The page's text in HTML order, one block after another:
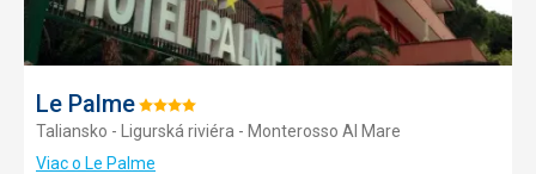
Le PalmeHodnotenie:
4/5
Taliansko - Ligurská riviéra - Monterosso Al Mare
Viac o Le Palme